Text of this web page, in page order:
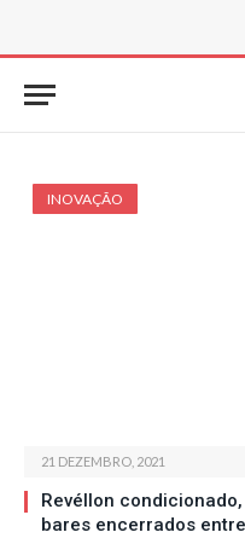
INOVAÇÃO
21 DEZEMBRO, 2021
Revéllon
bares encerrados